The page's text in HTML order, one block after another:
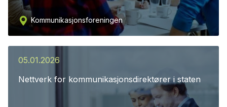
Kommunikasjonsforeningen
05.01.2026
Nettverk for kommunikasjonsdirektører i staten